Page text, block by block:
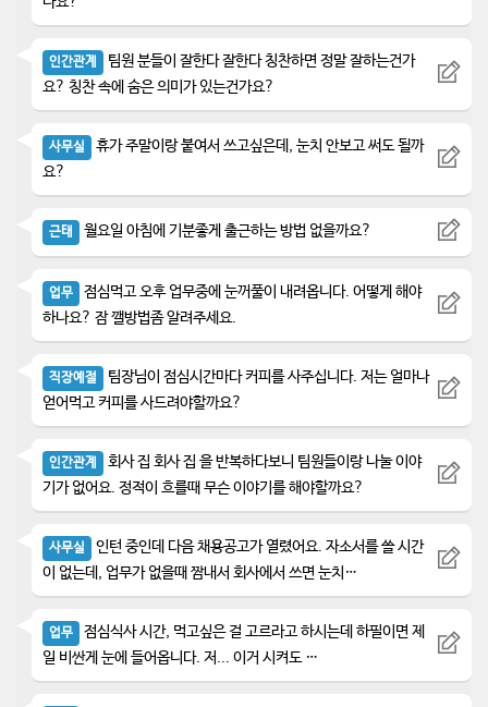
인간관계
팀원 분들이 잘한다 잘한다 칭찬하면 정말 잘하는건가
요? 칭찬 속에 숨은 의미가 있는건가요?
사무실
휴가 주말이랑 붙여서 쓰고싶은데, 눈치 안보고 써도 될까
요?
근태 월요일 아침에 기분좋게 출근하는 방법 없을까요?
업무
점심먹고 오후 업무중에 눈꺼풀이 내려옵니다. 어떻게 해야
하나요? 잠 깰방법좀 알려주세요.
직장예절
팀장님이 점심시간마다 커피를 사주십니다. 저는 얼마나
얻어먹고 커피를 사드려야할까요?
인간관계
회사 집 회사 집 을 반복하다보니 팀원들이랑 나눌 이야
기가 없어요. 정적이 흐를때 무슨 이야기를 해야할까요?
사무실
인턴 중인데 다음 채용공고가 열렸어요. 자소서를 쓸 시간
이 없는데, 업무가 없을때 짬내서 회사에서 쓰면 눈치…
업무
점심식사 시간, 먹고싶은 걸 고르라고 하시는데 하필이면 제
일 비싼게 눈에 들어옵니다. 저... 이거 시켜도 …